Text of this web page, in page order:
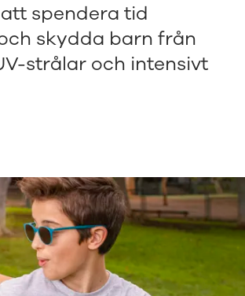
spendera tid
skydda barn från
strålar och intensivt